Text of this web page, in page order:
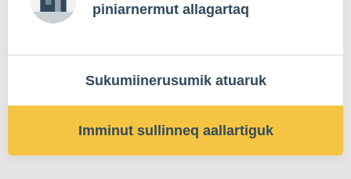
piniarnermut allagartaq
Sukumiinerusumik atuaruk
Imminut sullinneq aallartiguk